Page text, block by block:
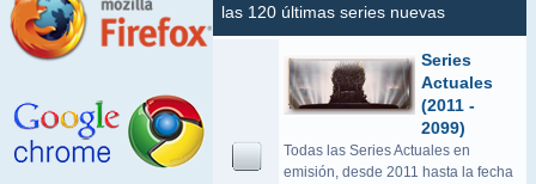
las 120 últimas series nuevas
Series
Actuales
(2011 -
2099)
Todas las Series Actuales en
emisión, desde 2011 hasta la fecha